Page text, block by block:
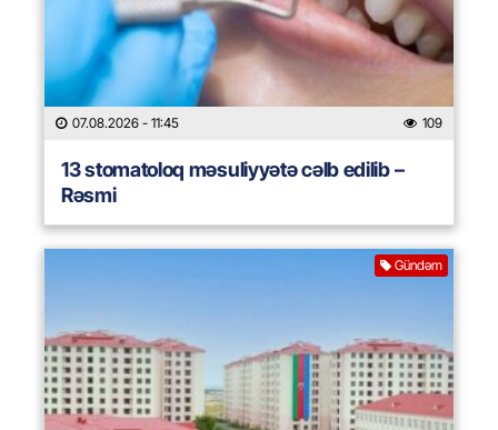
07.08.2026 - 11:45 109
13 stomatoloq məsuliyyətə cəlb edilib –
Rəsmi
Gündəm